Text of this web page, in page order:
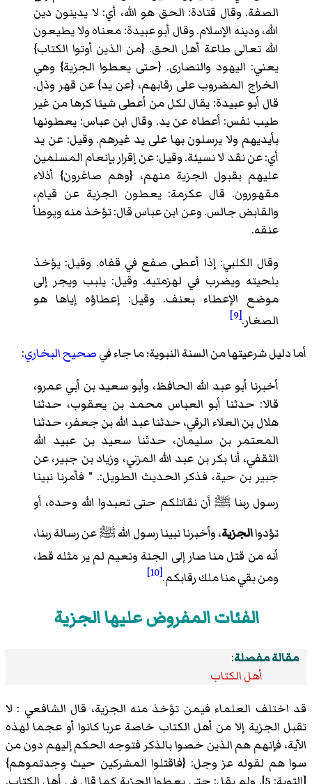
الصفة. وقال قتادة: الحق هو الله، أي: لا يدينون دين
الله، ودينه الإسلام. وقال أبو عبيدة: معناه ولا يطيعون
الله تعالى طاعة أهل الحق. {من الذين أوتوا الكتاب}
يعني: اليهود والنصارى. {حتى يعطوا الجزية} وهي
الخراج المضروب على رقابهم، {عن يد} عن قهر وذل.
قال أبو عبيدة: يقال لكل من أعطى شيئا كرها من غير
طيب نفس: أعطاه عن يد. وقال ابن عباس: يعطونها
بأيديهم ولا يرسلون بها على يد غيرهم. وقيل: عن يد
أي: عن نقد لا نسيئة. وقيل: عن إقرار بإنعام المسلمين
عليهم بقبول الجزية منهم، {وهم صاغرون} أذلاء
مقهورون. قال عكرمة: يعطون الجزية عن قيام،
والقابض جالس. وعن ابن عباس قال: تؤخذ منه ويوطأ
عنقه.
وقال الكلبي: إذا أعطى صفع في قفاه. وقيل: يؤخذ
بلحيته ويضرب في لهزمتيه. وقيل: يلبب ويجر إلى
موضع الإعطاء بعنف. وقيل: إعطاؤه إياها هو
الصغار.[9]
أما دليل شرعيتها من السنة النبوية؛ ما جاء فيصحيح البخاري:
أخبرنا أبو عبد الله الحافظ، وأبو سعيد بن أبي عمرو،
قالا: حدثنا أبو العباس محمد بن يعقوب، حدثنا
هلال بن العلاء الرقي، حدثنا عبد الله بن جعفر، حدثنا
المعتمر بن سليمان، حدثنا سعيد بن عبيد الله
الثقفي، أنا بكر بن عبد الله المزني، وزياد بن جبير، عن
جبير بن حية، فذكر الحديث الطويل:. " فأمرنا نبينا
رسول ربنا ﷺأن نقاتلكم حتى تعبدوا الله وحده، أو
تؤدواالجزية، وأخبرنا نبينا رسول اللهﷺعن رسالة ربنا،
أنه من قتل منا صار إلى الجنة ونعيم لم ير مثله قط،
ومن بقي منا ملك رقابكم.[10]
الفئات المفروض عليها الجزية
مقالة مفصلة:
أهل الكتاب
قد اختلف العلماء فيمن تؤخذ منه الجزية، قال الشافعي : لا
تقبل الجزية إلا من أهل الكتاب خاصة عربا كانوا أو عجما لهذه
الآية، فإنهم هم الذين خصوا بالذكر فتوجه الحكم إليهم دون من
سوا هم لقوله عز وجل: {فاقتلوا المشركين حيث وجدتموهم}